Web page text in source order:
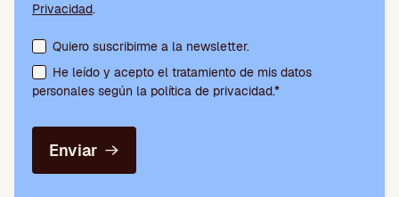
Privacidad.
Aceptación de condiciones y suscripción a la newsletter
Quiero suscribirme a la newsletter.
He leído y acepto el tratamiento de mis datos
personales según la política de privacidad.*
Enviar